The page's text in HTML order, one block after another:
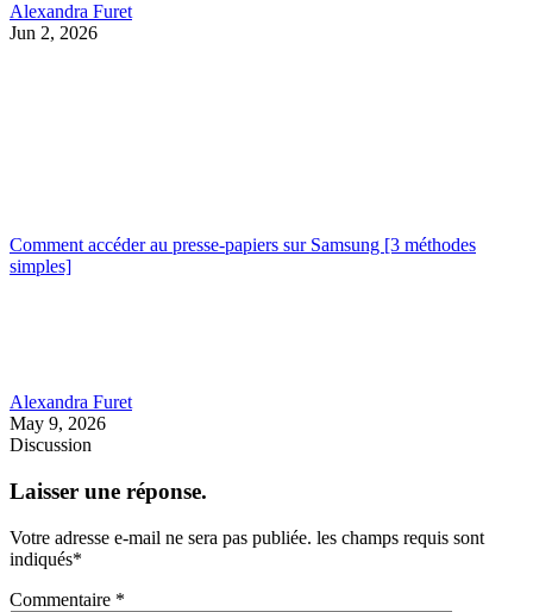
Alexandra Furet
Jun 2, 2026
Comment accéder au presse-papiers sur Samsung [3 méthodes
simples]
Alexandra Furet
May 9, 2026
Discussion
Laisser une réponse.
Votre adresse e-mail ne sera pas publiée. les champs requis sont
indiqués*
Commentaire *